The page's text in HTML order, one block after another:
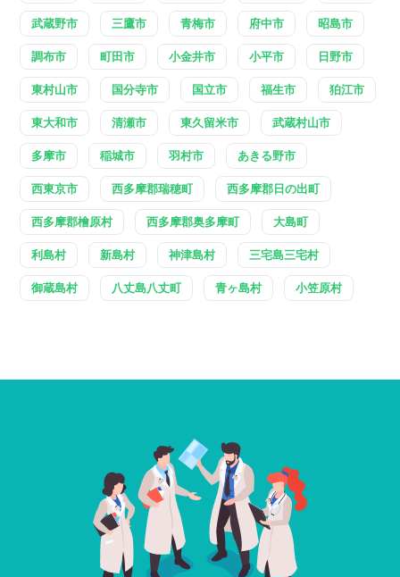
武蔵野市 三鷹市 青梅市 府中市 昭島市
調布市 町田市 小金井市 小平市 日野市
東村山市 国分寺市 国立市 福生市 狛江市
東大和市 清瀬市 東久留米市 武蔵村山市
多摩市 稲城市 羽村市 あきる野市
西東京市 西多摩郡瑞穂町 西多摩郡日の出町
西多摩郡檜原村 西多摩郡奥多摩町 大島町
利島村 新島村 神津島村 三宅島三宅村
御蔵島村 八丈島八丈町 青ヶ島村 小笠原村